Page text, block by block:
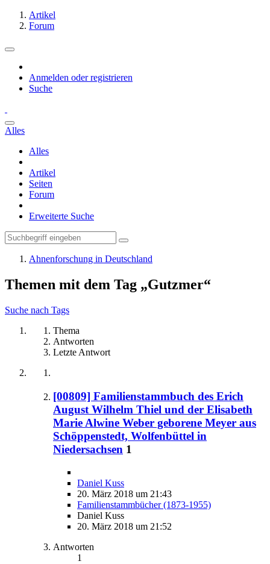
Artikel
Forum
Anmelden oder registrieren
Suche
Alles
Alles
Artikel
Seiten
Forum
Erweiterte Suche
Ahnenforschung in Deutschland
Themen mit dem Tag „Gutzmer“
Suche nach Tags
Thema
Antworten
Letzte Antwort
[00809] Familienstammbuch des Erich
August Wilhelm Thiel und der Elisabeth
Marie Alwine Weber geborene Meyer aus
Schöppenstedt, Wolfenbüttel in
Niedersachsen 1
Daniel Kuss
20. März 2018 um 21:43
Familienstammbücher (1873-1955)
Daniel Kuss
20. März 2018 um 21:52
Antworten
1